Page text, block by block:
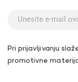
Pri prijavljivanju
promotivne